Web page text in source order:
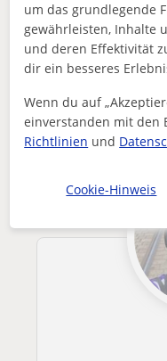
Nachhilfeunterricht
Erfahrene Schülerin für
Andere
die dich
um das grundlegende
gewährleisten, Inhalte
und deren Effektivität
dir ein besseres
Wenn du auf
einverstanden mit den
Richtlinien und
Cookie-Hinweis